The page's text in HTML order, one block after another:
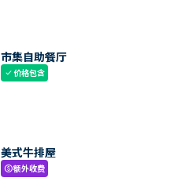
市集自助餐厅
check价格包含
美式牛排屋
paid额外收费